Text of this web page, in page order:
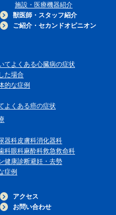
施設・医療機器紹介
獣医師・スタッフ紹介
ご紹介・セカンドオピニオン
て よくある心臓病の症状
た場合
的な症例
よくある癌の症状
器科皮膚科消化器科
科眼科麻酔科救急救命科
健康診断避妊・去勢
症例
アクセス
お問い合わせ